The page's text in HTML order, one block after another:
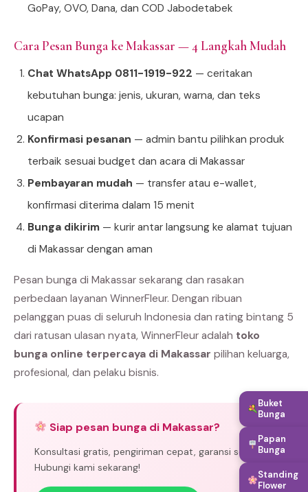
GoPay, OVO, Dana, dan COD Jabodetabek
Cara Pesan Bunga ke Makassar — 4 Langkah Mudah
Chat WhatsApp 0811-1919-922 — ceritakan
kebutuhan bunga: jenis, ukuran, warna, dan teks
ucapan
Konfirmasi pesanan — admin bantu pilihkan produk
terbaik sesuai budget dan acara di Makassar
Pembayaran mudah — transfer atau e-wallet,
konfirmasi diterima dalam 15 menit
Bunga dikirim — kurir antar langsung ke alamat tujuan
di Makassar dengan aman
Pesan bunga di Makassar sekarang dan rasakan
perbedaan layanan WinnerFleur. Dengan ribuan
pelanggan puas di seluruh Indonesia dan rating bintang 5
dari ratusan ulasan nyata, WinnerFleur adalah toko
bunga online terpercaya di Makassar pilihan keluarga,
profesional, dan pelaku bisnis.
Siap pesan bunga di Makassar?
Konsultasi gratis, pengiriman cepat, garansi segar.
Hubungi kami sekarang!
Buket
Bunga
Papan
Bunga
Standing
Flower